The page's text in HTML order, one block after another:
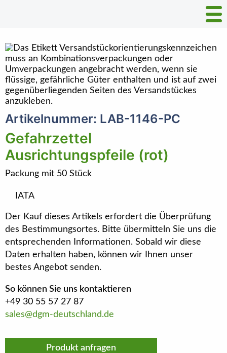
Artikelnummer: LAB-1146-PC
Gefahrzettel
Ausrichtungspfeile (rot)
Packung mit 50 Stück
IATA
Der Kauf dieses Artikels erfordert die Überprüfung
des Bestimmungsortes. Bitte übermitteln Sie uns die
entsprechenden Informationen. Sobald wir diese
Daten erhalten haben, können wir Ihnen unser
bestes Angebot senden.
So können Sie uns kontaktieren
+49 30 55 57 27 87
sales@dgm-deutschland.de
Produkt anfragen